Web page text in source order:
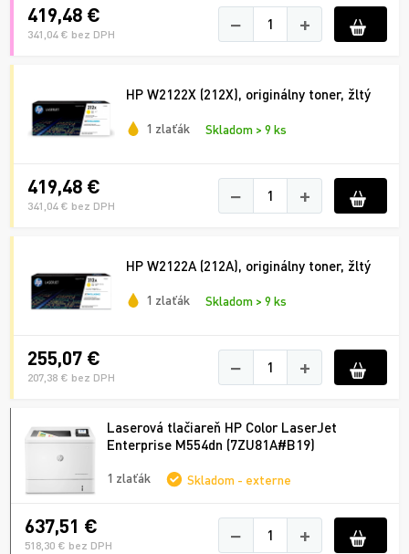
419,48 €
341,04 € bez DPH − +
HP W2122X (212X), originálny toner, žltý
1 zlaťák Skladom > 9 ks
419,48 €
341,04 € bez DPH − +
HP W2122A (212A), originálny toner, žltý
1 zlaťák Skladom > 9 ks
255,07 €
207,38 € bez DPH − +
Laserová tlačiareň HP Color LaserJet
Enterprise M554dn (7ZU81A#B19)
1 zlaťák Skladom - externe
637,51 €
518,30 € bez DPH − +